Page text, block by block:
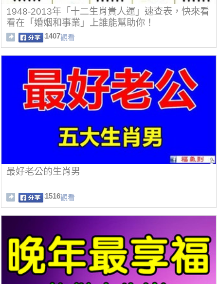
1948-2013年「十二生肖貴人運」速查表，快來看
看在「婚姻和事業」上誰能幫助你！
1407觀看
最好老公的生肖男
1516觀看